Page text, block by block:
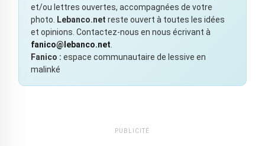
et/ou lettres ouvertes, accompagnées de votre
photo.
Lebanco.net reste ouvert à toutes les idées
et opinions. Contactez-nous en nous écrivant à
fanico@lebanco.net
Fanico : espace communautaire de lessive en
malinké
PUBLICITÉ